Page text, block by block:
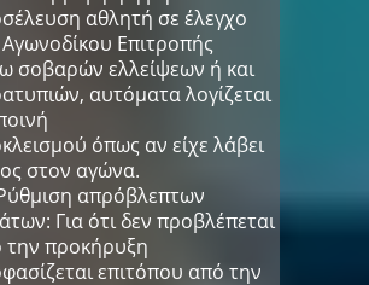
αθλητή σε έλεγχο
Επιτροπής
σοβαρών ελλείψεων ή και
αυτόματα λογίζεται
όπως αν είχε λάβει
στον αγώνα.
απρόβλεπτων
Για ότι δεν προβλέπεται
την προκήρυξη
επιτόπου από την